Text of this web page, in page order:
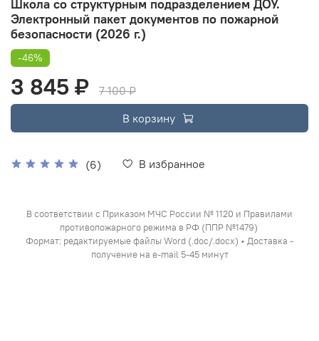
Школа со структурным подразделением ДОУ.
Электронный пакет документов по пожарной
безопасности (2026 г.)
(6) В избранное
-46%
3 845 ₽
7 100 ₽
В корзину
В соответствии с Приказом МЧС России № 1120 и Правилами
противопожарного режима в РФ (ППР №1479)
Формат: редактируемые файлы Word (.doc/.docx) • Доставка -
получение на e-mail 5-45 минут